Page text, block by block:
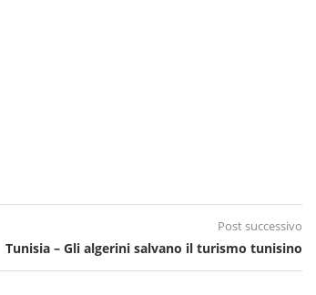
Post successivo
Tunisia – Gli algerini salvano il turismo tunisino